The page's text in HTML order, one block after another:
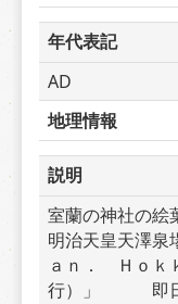
年代表記
AD
地理情報
説明
室蘭の神社の絵
明治天皇天澤泉
ａｎ．　Ｈｏ
行）」　　　即